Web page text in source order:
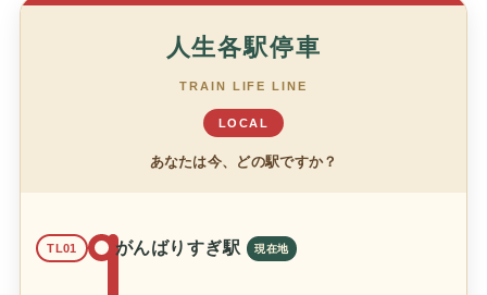
人生各駅停車
TRAIN LIFE LINE
LOCAL
あなたは今、どの駅ですか？
TL01 がんばりすぎ駅